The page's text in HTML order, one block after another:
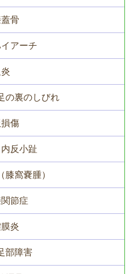
骨
アーチ
の裏のしびれ
傷
反小趾
窩嚢腫）
節症
炎
部障害